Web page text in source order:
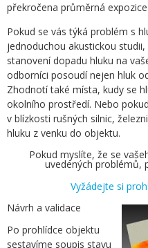
překročena průměrná
Pokud se vás týká problém s
jednoduchou akustickou
stanovení dopadu hluku na
odborníci posoudí nejen hluk
Zhodnotí také místa, kudy se
okolního prostředí. Nebo
v blízkosti rušných silnic,
hluku z venku do objektu.
Pokud myslíte, že se
uvedených problémů,
Vyžádejte si
Návrh a validace
Po prohlídce objektu
sestavíme soupis stavu